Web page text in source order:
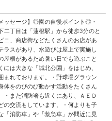
ッセージ】◎園の自慢ポイント◎・
二丁目は「蓮根駅」から徒歩3分のと
ニ、商店街などたくさんのお店があ
ラスがあり、水遊びは屋上で実施し
屋根があるため暑い日でも遊ぶこと
には大きな「城北公園」をはじめ、
まれております。・野球場グラウン
体をのびのび動かす活動をたくさん
・また消防署も近くにあり、ＡＥＤ
の交流もしています。・何よりも子
「消防車」や「救急車」が間近に見